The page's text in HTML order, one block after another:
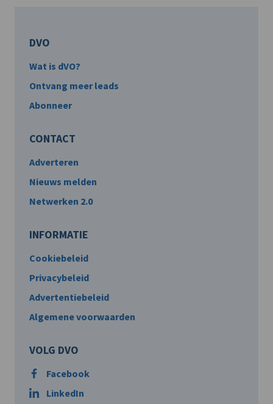
DVO
Wat is dVO?
Ontvang meer leads
Abonneer
CONTACT
Adverteren
Nieuws melden
Netwerken 2.0
INFORMATIE
Cookiebeleid
Privacybeleid
Advertentiebeleid
Algemene voorwaarden
VOLG DVO
Facebook
LinkedIn